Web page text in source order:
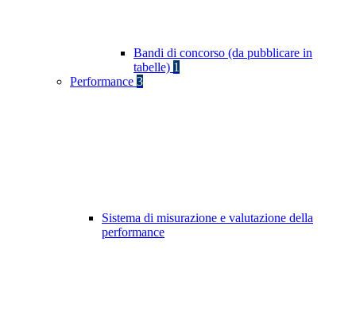
Bandi di concorso (da pubblicare in
tabelle) 1
Performance 3
Sistema di misurazione e valutazione della
performance